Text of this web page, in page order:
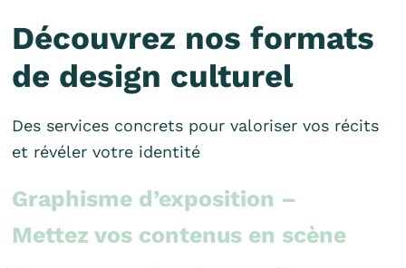
Découvrez nos formats
de design culturel
Des services concrets pour valoriser vos récits
et révéler votre identité
Graphisme d’exposition –
Mettez vos contenus en scène